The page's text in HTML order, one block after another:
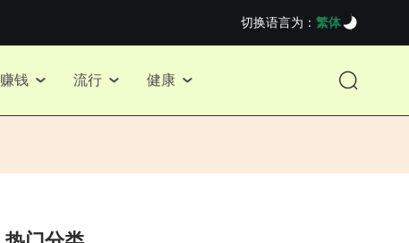
切换语言为： 繁体
赚钱 流行 健康